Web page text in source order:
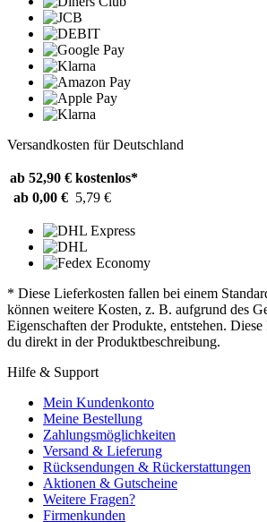
Versandkosten für Deutschland
ab 52,90 € kostenlos*
ab 0,00 € 5,79 €
* Diese Lieferkosten fallen bei einem
können weitere Kosten, z. B. aufgrund des
Eigenschaften der Produkte, entstehen.
du direkt in der Produktbeschreibung.
Hilfe & Support
Mein Kundenkonto
Meine Bestellung
Zahlungsmöglichkeiten
Versand & Lieferung
Rücksendungen & Rückerstattungen
Aktionen & Gutscheine
Weitere Fragen?
Firmenkunden